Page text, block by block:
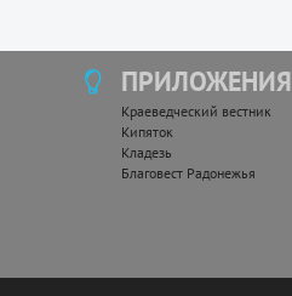
ПРИЛОЖЕНИЯ
Краеведческий вестник
Кипяток
Кладезь
Благовест Радонежья